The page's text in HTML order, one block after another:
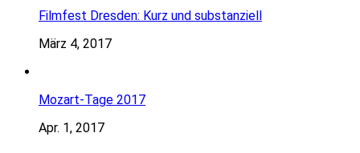
Filmfest Dresden: Kurz und substanziell
März 4, 2017
Mozart-Tage 2017
Apr. 1, 2017